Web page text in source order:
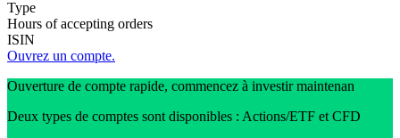
Type
Hours of accepting orders
ISIN
Ouvrez un compte.
Ouverture de compte rapide, commencez à investir maintenan
Deux types de comptes sont disponibles : Actions/ETF et CFD